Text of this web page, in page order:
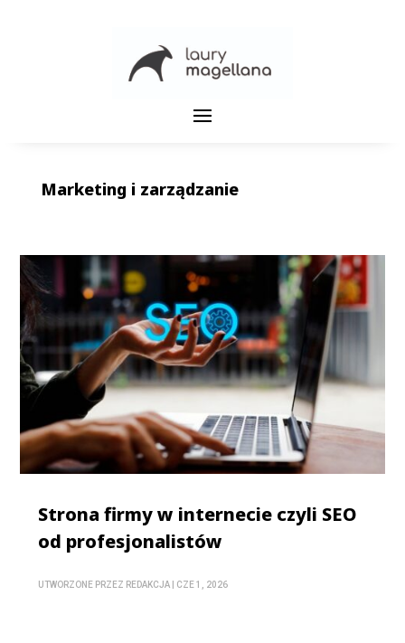
Marketing i zarządzanie
Strona firmy w internecie czyli SEO
od profesjonalistów
UTWORZONE PRZEZ REDAKCJA CZE 1, 2026